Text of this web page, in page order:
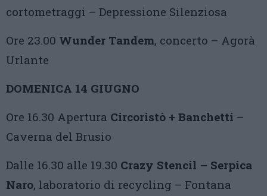
cortometraggi – Depressione Silenziosa
Ore 23.00 Wunder Tandem, concerto – Agorà
Urlante
DOMENICA 14 GIUGNO
Ore 16.30 Apertura Circoristò + Banchetti –
Caverna del Brusio
Dalle 16.30 alle 19.30 Crazy Stencil – Serpica
Naro, laboratorio di recycling – Fontana